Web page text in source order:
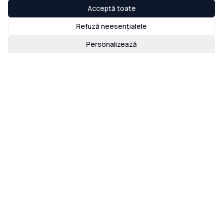
Personalizează
Refuză neesențialele
Acceptă toate